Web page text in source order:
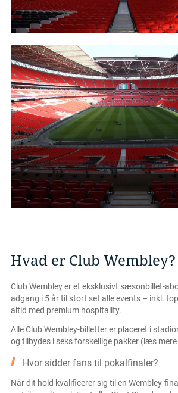
Hvad er Club Wembley?
Club Wembley er et eksklusivt sæsonbillet-
adgang i 5 år til stort set alle events – inkl.
altid med premium hospitality.
Alle Club Wembley-billetter er placeret i
og tilbydes i seks forskellige pakker (læs
Hvor sidder fans til pokalfinaler?
Når dit hold kvalificerer sig til en Wembley-